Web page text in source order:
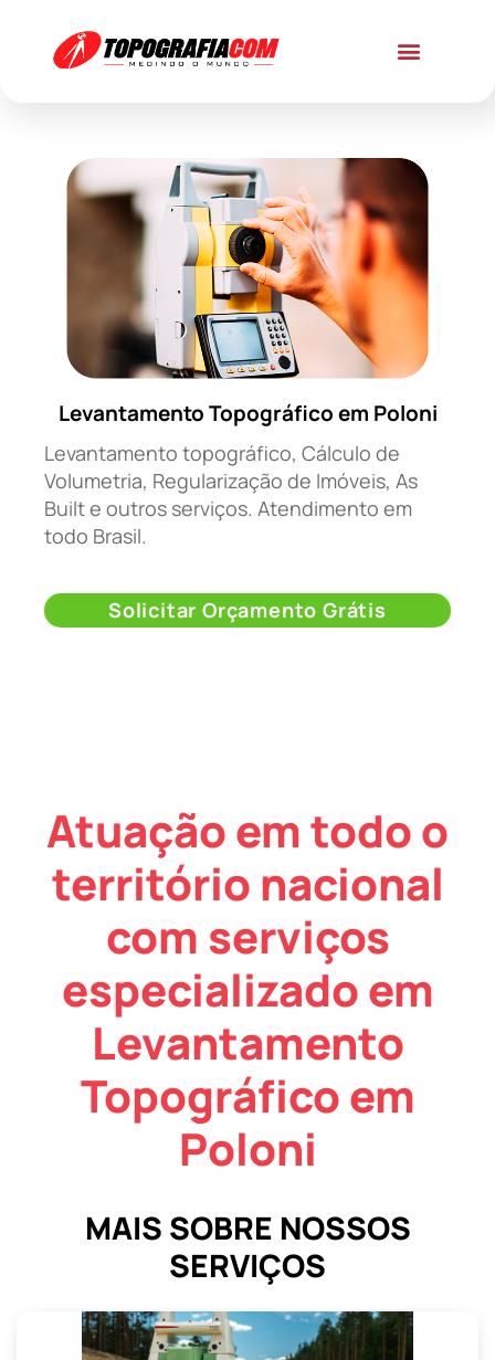
Levantamento Topográfico em Poloni
Levantamento topográfico, Cálculo de
Volumetria, Regularização de Imóveis, As
Built e outros serviços. Atendimento em
todo Brasil.
Solicitar Orçamento Grátis
Atuação em todo o
território nacional
com serviços
especializado em
Levantamento
Topográfico em
Poloni
MAIS SOBRE NOSSOS
SERVIÇOS